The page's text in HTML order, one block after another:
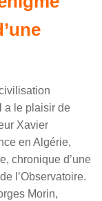
a le plaisir de
Xavier
en Algérie,
chronique d’une
l’Observatoire.
Morin,